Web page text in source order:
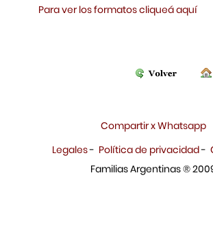
Para ver los formatos cliqueá aquí
Compartir x Whatsapp
Legales- Política de privacidad-
Familias Argentinas ®